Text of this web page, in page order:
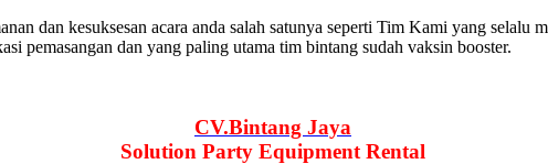
dan kesuksesan acara anda salah satunya seperti Tim Kami yang
pemasangan dan yang paling utama tim bintang sudah vaksin booster.
CV.Bintang Jaya
Solution Party Equipment Rental